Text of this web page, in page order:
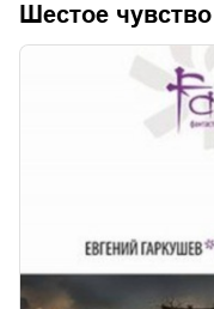
Шестое чувство